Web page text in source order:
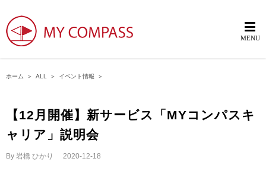
ホーム ＞ ALL ＞ イベント情報 ＞
【12月開催】新サービス「MYコンパスキ
ャリア」説明会
By 岩橋 ひかり 2020-12-18